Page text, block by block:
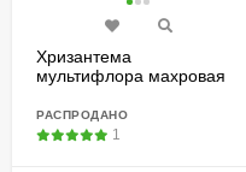
Хризантема
мультифлора махровая
РАСПРОДАНО
1